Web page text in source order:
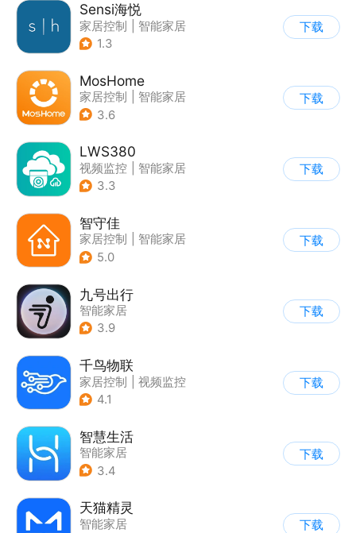
Sensi海悦
家居控制
智能家居
1.3
下载
MosHome
家居控制
智能家居
3.6
下载
LWS380
视频监控
智能家居
3.3
下载
智守佳
家居控制
智能家居
5.0
下载
九号出行
智能家居
3.9
下载
千鸟物联
家居控制
视频监控
4.1
下载
智慧生活
智能家居
3.4
下载
天猫精灵
智能家居
下载